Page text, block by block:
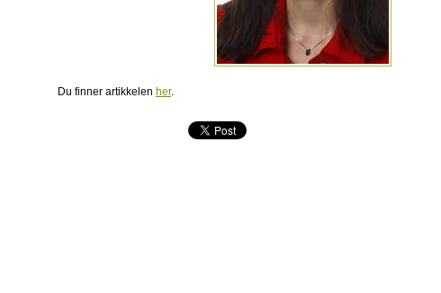
Du finner artikkelen her.